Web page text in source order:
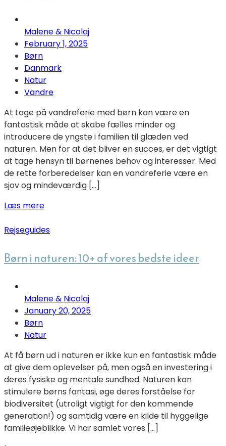
Malene & Nicolaj
February 1, 2025
Børn
Danmark
Natur
Vandre
At tage på vandreferie med børn kan være en
fantastisk måde at skabe fælles minder og
introducere de yngste i familien til glæden ved
naturen. Men for at det bliver en succes, er det vigtigt
at tage hensyn til børnenes behov og interesser. Med
de rette forberedelser kan en vandreferie være en
sjov og mindeværdig […]
Læs mere
Rejseguides
Børn i naturen: 10+ af vores bedste ideer
Malene & Nicolaj
January 20, 2025
Børn
Natur
At få børn ud i naturen er ikke kun en fantastisk måde
at give dem oplevelser på, men også en investering i
deres fysiske og mentale sundhed. Naturen kan
stimulere børns fantasi, øge deres forståelse for
biodiversitet (utroligt vigtigt for den kommende
generation!) og samtidig være en kilde til hyggelige
familieøjeblikke. Vi har samlet vores […]